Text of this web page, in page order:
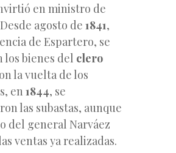
en ministro de
agosto de 1841,
de Espartero, se
bienes del clero
la vuelta de los
en 1844, se
las subastas, aunque
del general Narváez
ventas ya realizadas.